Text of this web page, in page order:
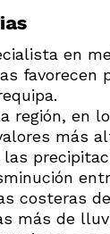
en
favorecen
región, en
más
costeras
más de